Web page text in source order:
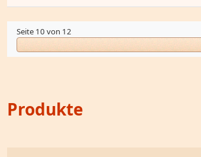
Seite 10 von 12
Produkte